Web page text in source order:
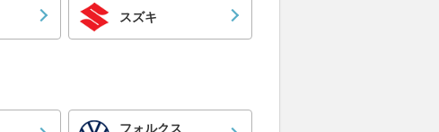
スズキ
フォルクス